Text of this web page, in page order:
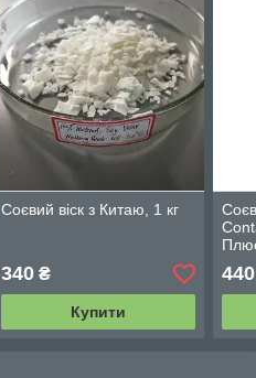
Соєвий віск з Китаю, 1 кг
340₴
Купити
440